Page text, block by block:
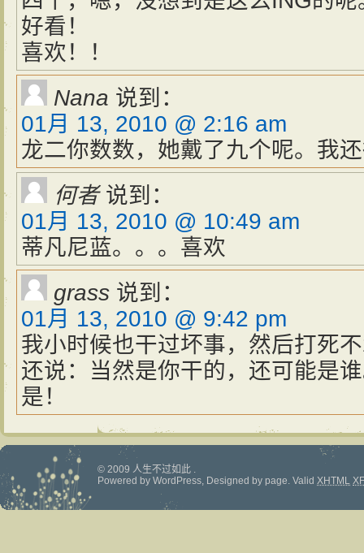
好看！
喜欢！！
Nana 说到：
01月 13, 2010 @ 2:16 am
龙二你数数，她戴了九个呢。我
何者 说到：
01月 13, 2010 @ 10:49 am
蒂凡尼蓝。。。喜欢
grass 说到：
01月 13, 2010 @ 9:42 pm
我小时候也干过坏事，然后打死
还说：当然是你干的，还可能是
是！
© 2009 人生不过如此 .
Powered by WordPress, Designed by page. Valid XHTML